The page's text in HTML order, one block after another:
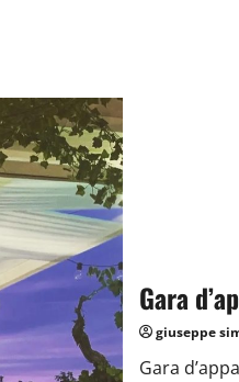
Gara
giuseppe
Gara